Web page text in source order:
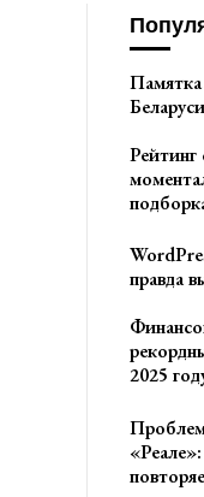
Беларуси
Рейтинг
правда
2025